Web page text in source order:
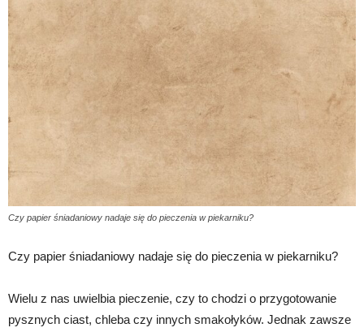
Czy papier śniadaniowy nadaje się do pieczenia w piekarniku?
Czy papier śniadaniowy nadaje się do pieczenia w piekarniku?
Wielu z nas uwielbia pieczenie, czy to chodzi o przygotowanie
pysznych ciast, chleba czy innych smakołyków. Jednak zawsze